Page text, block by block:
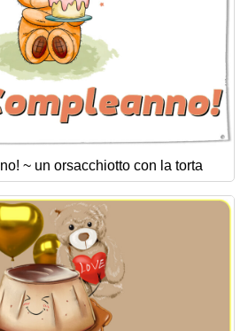
~ un orsacchiotto con la torta